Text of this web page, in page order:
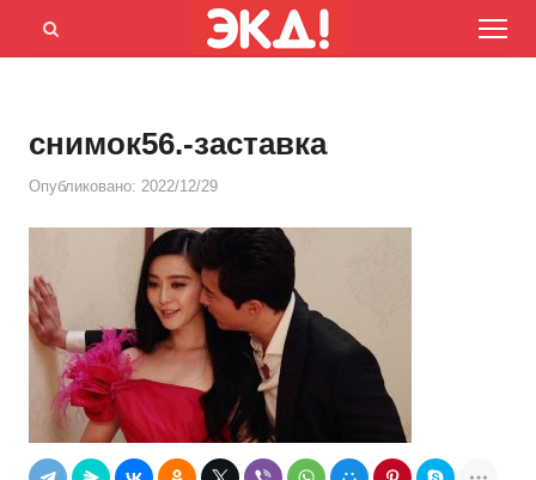
Menu
Открыть
снимок56.-заставка
Опубликовано: 2022/12/29